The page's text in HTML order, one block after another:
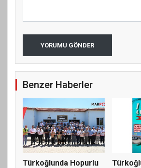
YORUMU GÖNDER
Benzer Haberler
Türkoğlunda Hopurlu